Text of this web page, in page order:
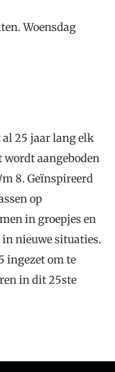
Woensdag
al 25 jaar lang elk
wordt aangeboden
8. Geïnspireerd
op
in groepjes en
nieuwe situaties.
ingezet om te
in dit 25ste